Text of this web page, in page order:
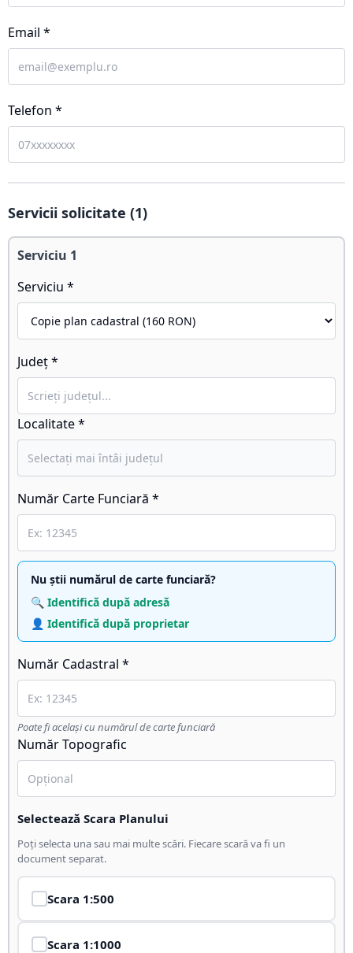
Email *
Telefon *
Servicii solicitate (1)
Serviciu 1
Serviciu *
Județ *
Localitate *
Număr Carte Funciară *
Nu știi numărul de carte funciară?
🔍 Identifică după adresă
👤 Identifică după proprietar
Număr Cadastral *
Poate fi același cu numărul de carte funciară
Număr Topografic
Selectează Scara Planului
Poți selecta una sau mai multe scări. Fiecare scară va fi un
document separat.
Scara 1:500
Scara 1:1000